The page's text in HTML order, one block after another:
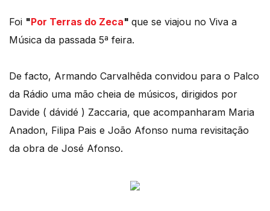
Foi "Por Terras do Zeca" que se viajou no Viva a
Música da passada 5ª feira.
De facto, Armando Carvalhêda convidou para o Palco
da Rádio uma mão cheia de músicos, dirigidos por
Davide ( dávidé ) Zaccaria, que acompanharam Maria
Anadon, Filipa Pais e João Afonso numa revisitação
da obra de José Afonso.